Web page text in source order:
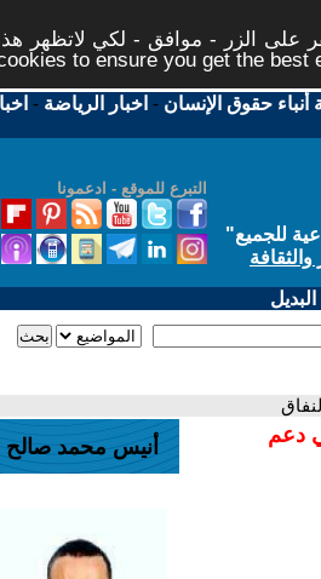
على الزر - موافق - لكي لاتظهر
to ensure you get the best
أنباء حقوق الإنسان - اخبار الرياضة -
التبرع للموقع - ادعمونا
للجميع"
دعم
أنيس محمد صالح